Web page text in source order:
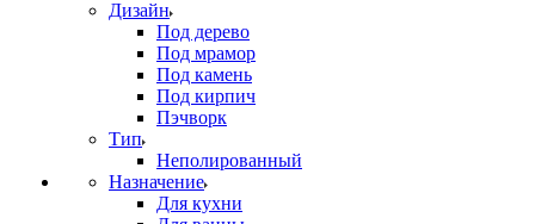
Дизайн
Под дерево
Под мрамор
Под камень
Под кирпич
Пэчворк
Тип
Неполированный
Назначение
Для кухни